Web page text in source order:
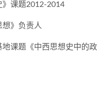
》课题2012-2014
》负责人
课题《中西思想史中的政